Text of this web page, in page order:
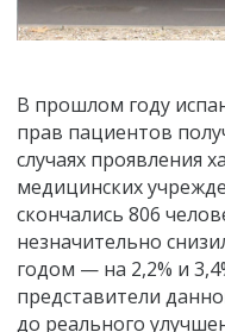
В прошлом году
прав пациентов
случаях проявления
медицинских
скончались 806
незначительно
годом — на 2,2% и
представители
до реального